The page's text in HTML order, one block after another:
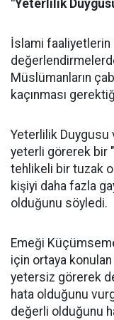
"Yeterlilik
İslami
Müslümanların
kaçınması
Yeterlilik Duygusu
yeterli görerek bir
tehlikeli bir tuzak
kişiyi daha fazla
olduğunu söyledi.
Emeği Küçümseme
için ortaya
yetersiz görerek
hata olduğunu
değerli olduğunu